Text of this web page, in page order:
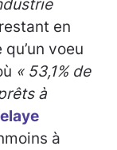
en
voeu
« 53,1% de
à
à